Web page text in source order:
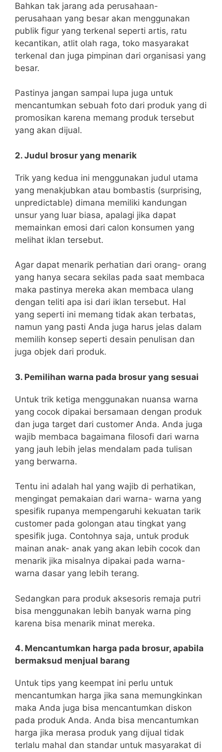
Bahkan tak jarang ada perusahaan-
perusahaan yang besar akan menggunakan
publik figur yang terkenal seperti artis, ratu
kecantikan, atlit olah raga, toko masyarakat
terkenal dan juga pimpinan dari organisasi yang
besar.
Pastinya jangan sampai lupa juga untuk
mencantumkan sebuah foto dari produk yang di
promosikan karena memang produk tersebut
yang akan dijual.
2. Judul brosur yang menarik
Trik yang kedua ini menggunakan judul utama
yang menakjubkan atau bombastis (surprising,
unpredictable) dimana memiliki kandungan
unsur yang luar biasa, apalagi jika dapat
memainkan emosi dari calon konsumen yang
melihat iklan tersebut.
Agar dapat menarik perhatian dari orang- orang
yang hanya secara sekilas pada saat membaca
maka pastinya mereka akan membaca ulang
dengan teliti apa isi dari iklan tersebut. Hal
yang seperti ini memang tidak akan terbatas,
namun yang pasti Anda juga harus jelas dalam
memilih konsep seperti desain penulisan dan
juga objek dari produk.
3. Pemilihan warna pada brosur yang sesuai
Untuk trik ketiga menggunakan nuansa warna
yang cocok dipakai bersamaan dengan produk
dan juga target dari customer Anda. Anda juga
wajib membaca bagaimana filosofi dari warna
yang jauh lebih jelas mendalam pada tulisan
yang berwarna.
Tentu ini adalah hal yang wajib di perhatikan,
mengingat pemakaian dari warna- warna yang
spesifik rupanya mempengaruhi kekuatan tarik
customer pada golongan atau tingkat yang
spesifik juga. Contohnya saja, untuk produk
mainan anak- anak yang akan lebih cocok dan
menarik jika misalnya dipakai pada warna-
warna dasar yang lebih terang.
Sedangkan para produk aksesoris remaja putri
bisa menggunakan lebih banyak warna ping
karena bisa menarik minat mereka.
4. Mencantumkan harga pada brosur, apabila
bermaksud menjual barang
Untuk tips yang keempat ini perlu untuk
mencantumkan harga jika sana memungkinkan
maka Anda juga bisa mencantumkan diskon
pada produk Anda. Anda bisa mencantumkan
harga jika merasa produk yang dijual tidak
terlalu mahal dan standar untuk masyarakat di